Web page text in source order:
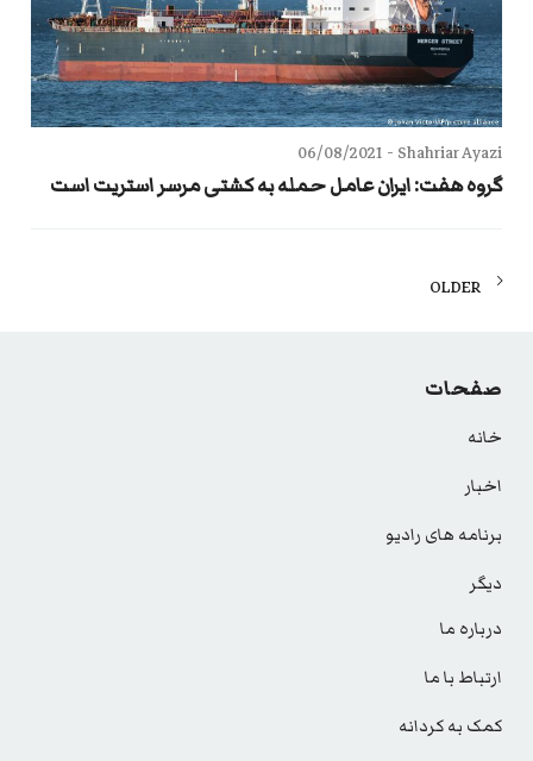
Shahriar Ayazi -
06/08/2021
گروه هفت: ایران عامل حمله به کشتی مرسر استریت است
Posts
OLDER
صفحات
خانه
اخبار
برنامه های رادیو
دیگر
درباره ما
ارتباط با ما
کمک به کردانه